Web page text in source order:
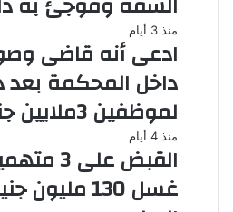
منذ 3 أيام
ادعى أنه قاضى
داخل المحكمة
لموظفين 3ملايين جنية
منذ 4 أيام
القبض
غسل 130